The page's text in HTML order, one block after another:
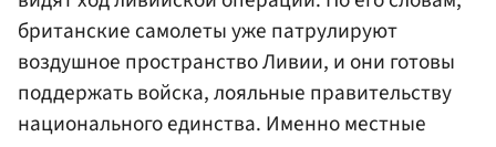
британские самолеты уже патрулируют
воздушное пространство Ливии, и они готовы
поддержать войска, лояльные правительству
национального единства. Именно местные